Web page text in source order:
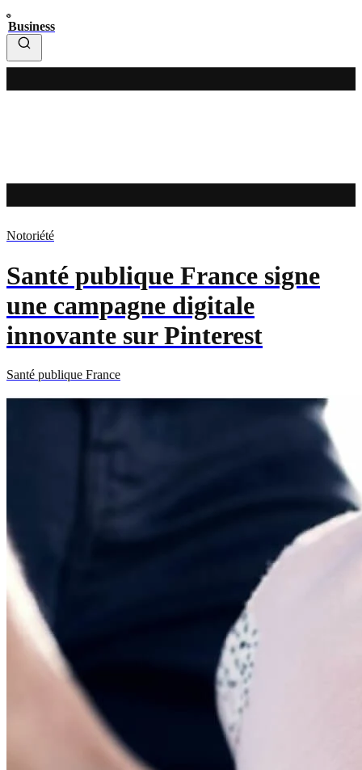
Business
Notoriété
Santé publique France signe
une campagne digitale
innovante sur Pinterest
Santé publique France